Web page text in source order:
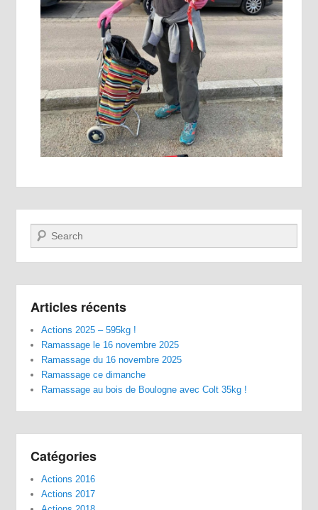
Recherche
Articles récents
Actions 2025 – 595kg !
Ramassage le 16 novembre 2025
Ramassage du 16 novembre 2025
Ramassage ce dimanche
Ramassage au bois de Boulogne avec Colt 35kg !
Catégories
Actions 2016
Actions 2017